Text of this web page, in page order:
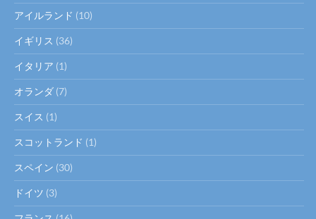
アイルランド (10)
イギリス (36)
イタリア (1)
オランダ (7)
スイス (1)
スコットランド (1)
スペイン (30)
ドイツ (3)